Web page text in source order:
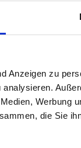
Anzeigen zu
Werbung
die Sie